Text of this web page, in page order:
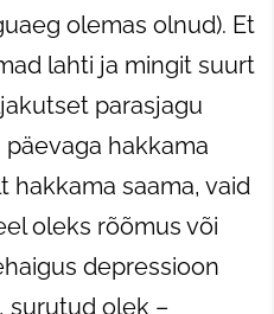
olemas olnud). Et
lahti ja mingit suurt
parasjagu
hakkama
hakkama saama, vaid
oleks rõõmus või
depressioon
surutud olek –